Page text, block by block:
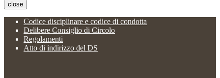
close
Codice disciplinare e codice di condotta
Delibere Consiglio di Circolo
Regolamenti
Atto di indirizzo del DS